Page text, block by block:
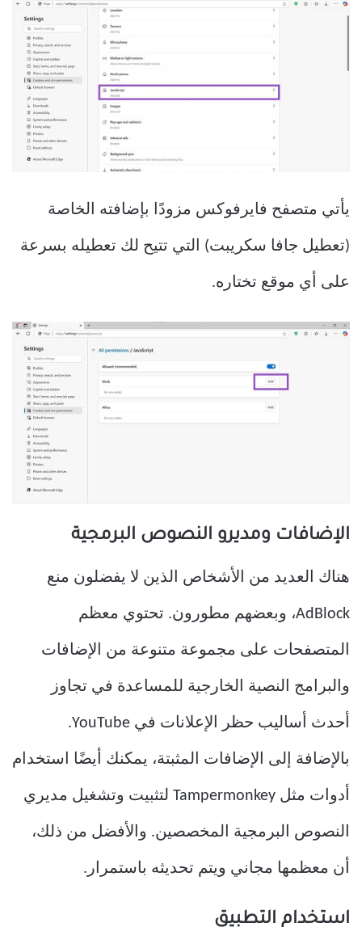
يأتي متصفح فايرفوكس مزودًا بإضافته الخاصة
(تعطيل جافا سكريبت) التي تتيح لك تعطيله بسرعة
على أي موقع تختاره.
الإضافات ومديرو النصوص البرمجية
هناك العديد من الأشخاص الذين لا يفضلون منع
AdBlock، وبعضهم مطورون. تحتوي معظم
المتصفحات على مجموعة متنوعة من الإضافات
والبرامج النصية الخارجية للمساعدة في تجاوز
أحدث أساليب حظر الإعلانات في YouTube.
بالإضافة إلى الإضافات المثبتة، يمكنك أيضًا استخدام
أدوات مثل Tampermonkey لتثبيت وتشغيل مديري
النصوص البرمجية المخصصين. والأفضل من ذلك،
أن معظمها مجاني ويتم تحديثه باستمرار.
استخدام التطبيق